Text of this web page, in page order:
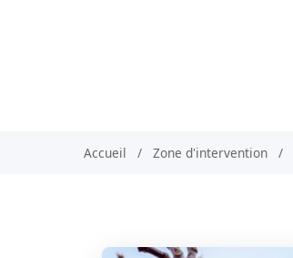
Accueil / Zone d'intervention /